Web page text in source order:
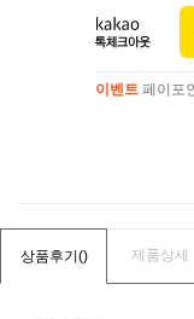
이벤트 페이포
상품후기() 제품상세